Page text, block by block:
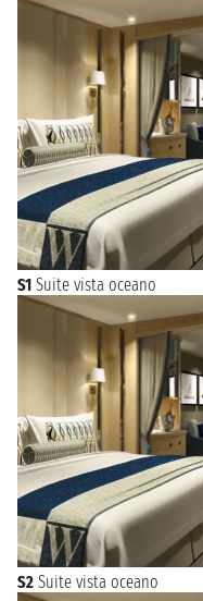
S1 Suite vista oceano
S2 Suite vista oceano